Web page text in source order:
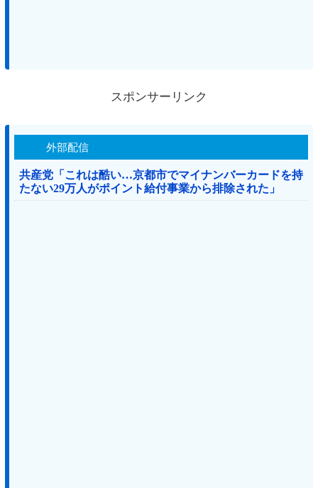
スポンサーリンク
外部配信
共産党「これは酷い…京都市でマイナンバーカードを持
たない29万人がポイント給付事業から排除された」